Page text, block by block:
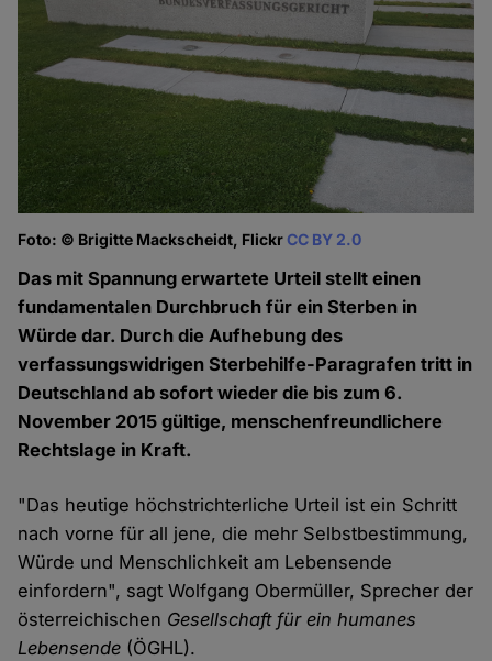
Foto: © Brigitte Mackscheidt, FlickrCC BY 2.0
Das mit Spannung erwartete Urteil stellt einen
fundamentalen Durchbruch für ein Sterben in
Würde dar. Durch die Aufhebung des
verfassungswidrigen Sterbehilfe-Paragrafen tritt in
Deutschland ab sofort wieder die bis zum 6.
November 2015 gültige, menschenfreundlichere
Rechtslage in Kraft.
"Das heutige höchstrichterliche Urteil ist ein Schritt
nach vorne für all jene, die mehr Selbstbestimmung,
Würde und Menschlichkeit am Lebensende
einfordern", sagt Wolfgang Obermüller, Sprecher der
österreichischen Gesellschaft für ein humanes
Lebensende (ÖGHL).